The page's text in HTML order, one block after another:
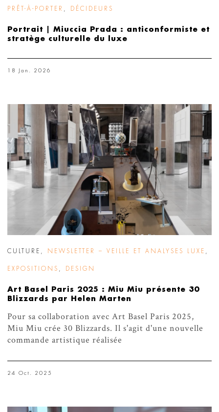
PRÊT-À-PORTER DÉCIDEURS
Portrait | Miuccia Prada : anticonformiste et
stratège culturelle du luxe
18 Jan. 2026
CULTURE NEWSLETTER – VEILLE ET ANALYSES LUXE
EXPOSITIONS DESIGN
Art Basel Paris 2025 : Miu Miu présente 30
Blizzards par Helen Marten
Pour sa collaboration avec Art Basel Paris 2025,
Miu Miu crée 30 Blizzards. Il s'agit d'une nouvelle
commande artistique réalisée
24 Oct. 2025